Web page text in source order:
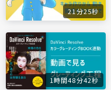
21分25秒
1時間48分42秒